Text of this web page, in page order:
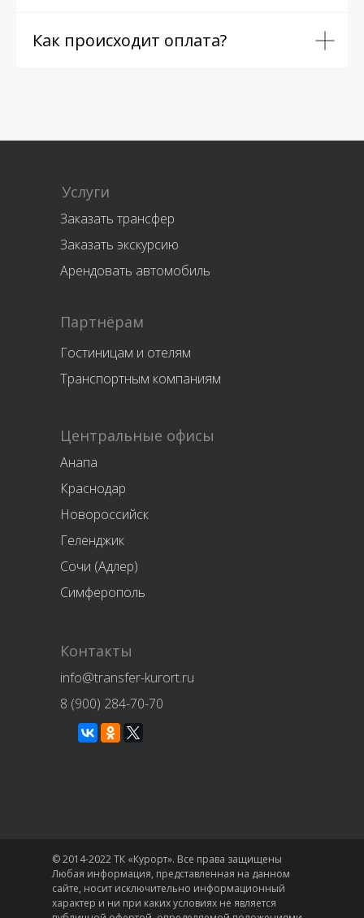
Как происходит оплата?
Услуги
Центральные офисы
Заказать трансфер
Заказать экскурсию
Арендовать автомобиль
Анапа
Краснодар
Новороссийск
Геленджик
Сочи (Адлер)
Симферополь
Партнёрам
Гостиницам и отелям
Транспортным компаниям
Контакты
info@transfer-kurort.ru
8 (900) 284-70-70
© 2014-2022 ТК «Курорт». Все права защищены
Любая информация, представленная на данном
сайте, носит исключительно информационный
характер и ни при каких условиях не является